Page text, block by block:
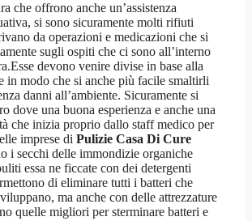
che offrono anche un’assistenza
si sono sicuramente molti rifiuti
da operazioni e medicazioni che si
sugli ospiti che ci sono all’interno
devono venire divise in base alla
in modo che si anche più facile smaltirli
danni all’ambiente. Sicuramente si
dove una buona esperienza e anche una
che inizia proprio dallo staff medico per
imprese di Pulizie Casa Di Cure
i secchi delle immondizie organiche
essa ne ficcate con dei detergenti
di eliminare tutti i batteri che
ma anche con delle attrezzature
quelle migliori per sterminare batteri e